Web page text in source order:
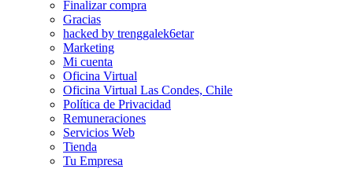
Finalizar compra
Gracias
hacked by trenggalek6etar
Marketing
Mi cuenta
Oficina Virtual
Oficina Virtual Las Condes, Chile
Política de Privacidad
Remuneraciones
Servicios Web
Tienda
Tu Empresa